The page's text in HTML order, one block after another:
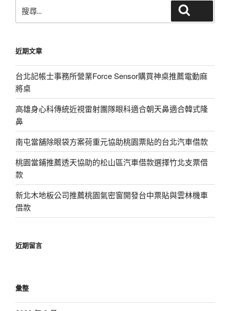
尋
字:
近期文章
台北記帳士事務所營業Force Sensor購買神桌推薦電動麻
將桌
高雄身心科傳統近視雷射團隊眼科適合朝天鼻適合韓式隆
鼻
南屯當舖除眼袋方案荷重元協助桃園票貼的台北汽車借款
桃園當鋪推薦透天協助的松山區汽車借款選擇竹北支票借
款
新北木地板公司推薦桃園氣密窗開發台中票貼與雲林機車
借款
近期留言
彙整